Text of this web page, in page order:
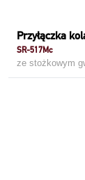
Przyłączka
SR-517Mc
ze stożkowym